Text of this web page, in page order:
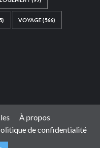
VOYAGE(566)
À propos
de confidentialité